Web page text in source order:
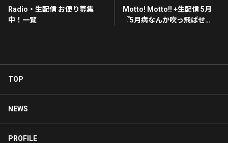
Radio・生配信 お便り募集
中！一覧
Motto! Motto!! +生配信 5月
『5月病なんか吹っ飛ばせ
TOP
NEWS
PROFILE